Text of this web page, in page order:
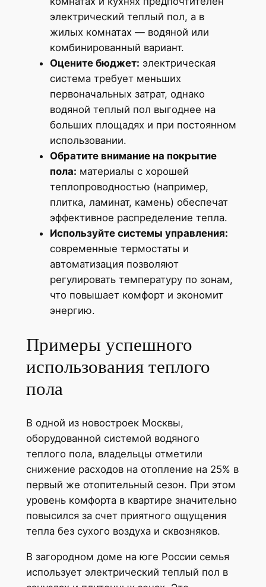
электрический теплый пол, а в
жилых комнатах — водяной или
комбинированный вариант.
Оцените бюджет: электрическая
система требует меньших
первоначальных затрат, однако
водяной теплый пол выгоднее на
больших площадях и при постоянном
использовании.
Обратите внимание на покрытие
пола: материалы с хорошей
теплопроводностью (например,
плитка, ламинат, камень) обеспечат
эффективное распределение тепла.
Используйте системы управления:
современные термостаты и
автоматизация позволяют
регулировать температуру по зонам,
что повышает комфорт и экономит
энергию.
Примеры успешного
использования теплого
пола
В одной из новостроек Москвы,
оборудованной системой водяного
теплого пола, владельцы отметили
снижение расходов на отопление на 25% в
первый же отопительный сезон. При этом
уровень комфорта в квартире значительно
повысился за счет приятного ощущения
тепла без сухого воздуха и сквозняков.
В загородном доме на юге России семья
использует электрический теплый пол в